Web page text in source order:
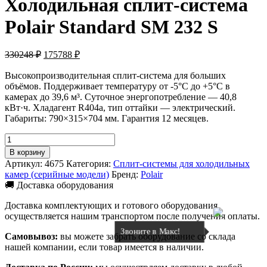
Холодильная сплит-система
Polair Standard SM 232 S
330248₽ Первоначальная
составляла
330248 ₽.
175788 ₽Текущая
175788 ₽.
Высокопроизводительная сплит-система для больших
объёмов. Поддерживает температуру от -5°C до +5°C в
камерах до 39,6 м³. Суточное энергопотребление — 40,8
кВт·ч. Хладагент R404a, тип оттайки — электрический.
Габариты: 790×315×704 мм. Гарантия 12 месяцев.
Количество
товара
Холодильная
сплит-
система
Polair
Standard
SM
232
S
В корзину
Артикул: 4675 Категория: Сплит-системы для холодильных
камер (серийные модели) Бренд: Polair
🚚 Доставка оборудования
Доставка комплектующих и готового оборудования
осуществляется нашим транспортом после получения оплаты.
Самовывоз: вы можете забрать оборудование со склада
нашей компании, если товар имеется в наличии.
Звоните в Макс!